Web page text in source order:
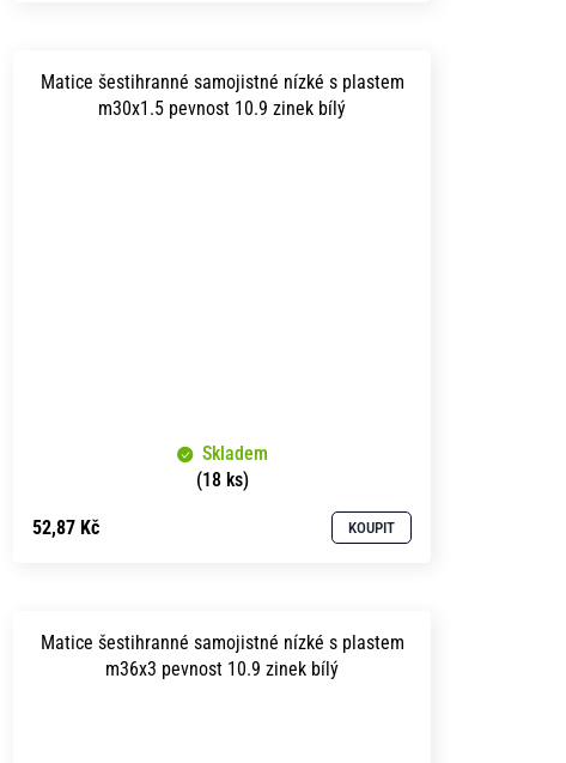
Matice šestihranné samojistné nízké s plastem
m30x1.5 pevnost 10.9 zinek bílý
Skladem
(18 ks)
52,87 Kč KOUPIT
Matice šestihranné samojistné nízké s plastem
m36x3 pevnost 10.9 zinek bílý